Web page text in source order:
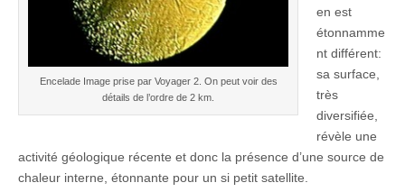
Encelade Image prise par Voyager 2. On peut voir des
détails de l’ordre de 2 km.
en est
étonnamme
nt différent:
sa surface,
très
diversifiée,
révèle une
activité géologique récente et donc la présence d’une source de
chaleur interne, étonnante pour un si petit satellite.